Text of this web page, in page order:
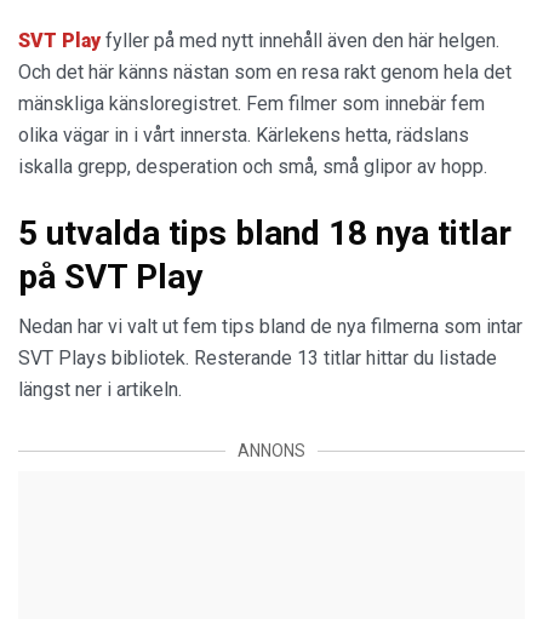
SVT Playfyller på med nytt innehåll även den här helgen.
Och det här känns nästan som en resa rakt genom hela det
mänskliga känsloregistret. Fem filmer som innebär fem
olika vägar in i vårt innersta. Kärlekens hetta, rädslans
iskalla grepp, desperation och små, små glipor av hopp.
5 utvalda tips bland 18 nya titlar
på SVT Play
Nedan har vi valt ut fem tips bland de nya filmerna som intar
SVT Plays bibliotek. Resterande 13 titlar hittar du listade
längst ner i artikeln.
ANNONS